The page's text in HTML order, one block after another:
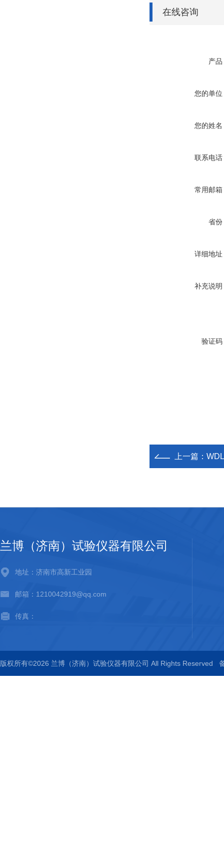
在线咨询
产品
您的单位
您的姓名
联系电话
常用邮箱
省份
详细地址
补充说明
验证码
上一篇：
兰博（济南）试验仪器有限公司
地址：济南市高新工业园
邮箱：1210042919@qq.com
传真：
版权所有©2026 兰博（济南）试验仪器有限公司 All Rights Reserved